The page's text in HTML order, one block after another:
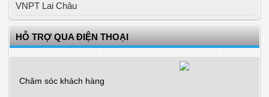
VNPT Lai Châu
HỖ TRỢ QUA ĐIỆN THOẠI
Chăm sóc khách hàng